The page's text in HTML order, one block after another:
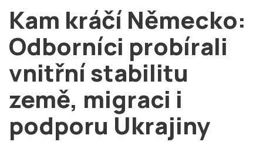
# Brno
# volby
login PŘIHLÁSIT SE
Zapomněli jste heslo?
Kam kráčí Německo:
Odborníci probírali
vnitřní stabilitu
země, migraci i
podporu Ukrajiny